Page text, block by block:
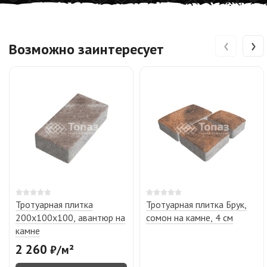
Возможно заинтересует
Тротуарная плитка
200х100х100, авантюр на
камне
2 260 ₽/м²
Тротуарная плитка Брук,
сомон на камне, 4 см
‹ ›